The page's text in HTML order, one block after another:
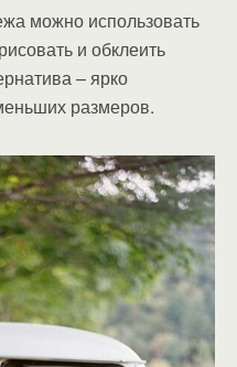
можно использовать
и обклеить
– ярко
размеров.